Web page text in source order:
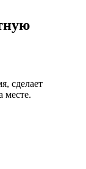
сделает
месте.